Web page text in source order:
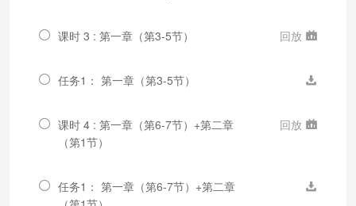
课时 3 : 第一章（第3-5节） 回放
任务1： 第一章（第3-5节）
课时 4 : 第一章（第6-7节）+第二章
（第1节）
回放
任务1： 第一章（第6-7节）+第二章